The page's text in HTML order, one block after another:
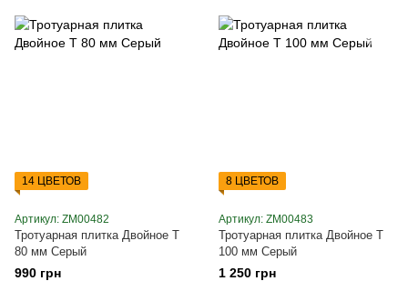
14 ЦВЕТОВ
Артикул: ZM00482
Тротуарная плитка Двойное Т
80 мм Серый
990 грн
8 ЦВЕТОВ
Артикул: ZM00483
Тротуарная плитка Двойное Т
100 мм Серый
1 250 грн